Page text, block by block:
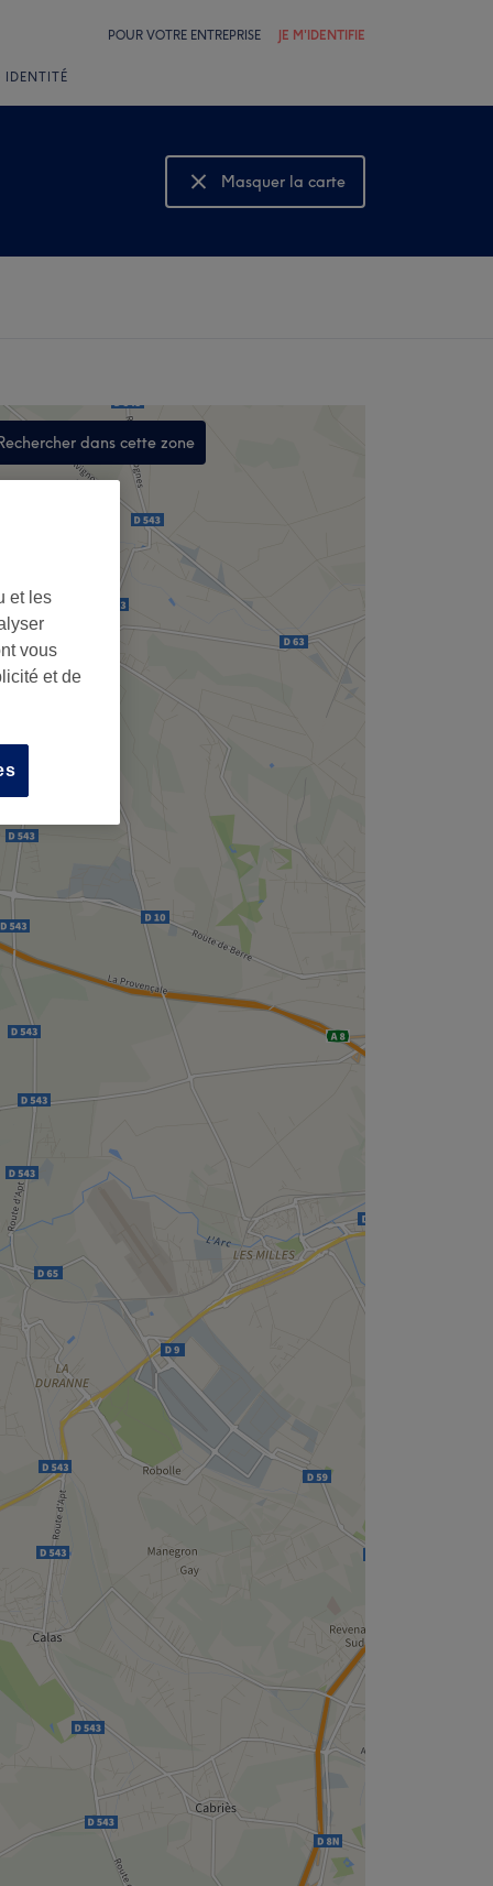
POUR VOTRE ENTREPRISE JE M'IDENTIFIE
IDENTITÉ
Masquer la carte
Montrer la carte
dans cette zone
,
et les
vous
et de